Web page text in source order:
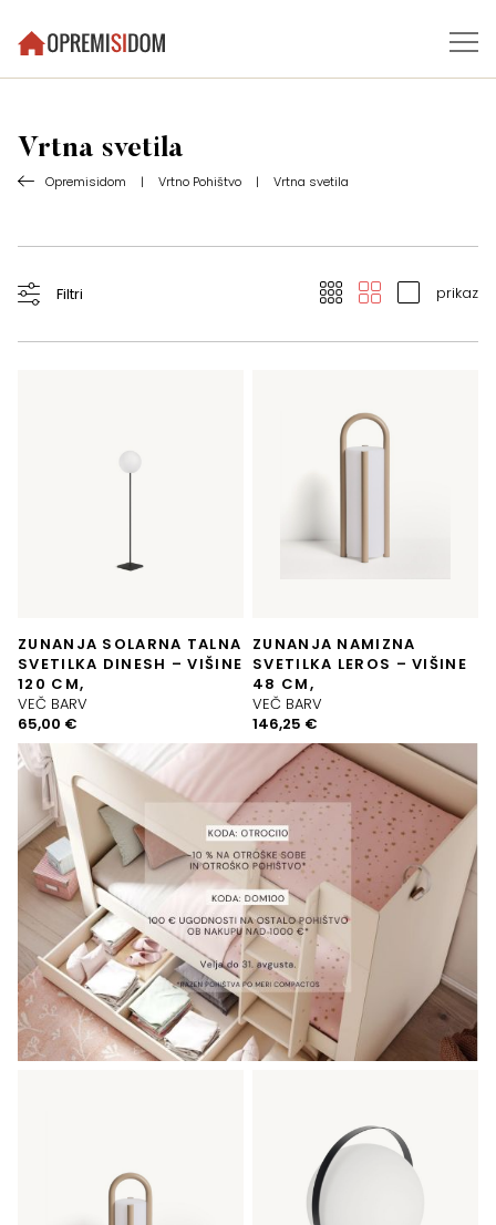
Vrtna svetila
Opremisidom | Vrtno Pohištvo | Vrtna svetila
ZUNANJA SOLARNA TALNA
SVETILKA DINESH – VIŠINE
120 CM,
VEČ BARV
65,00 €
ZUNANJA NAMIZNA
SVETILKA LEROS – VIŠINE
48 CM,
VEČ BARV
146,25 €
Filtri prikaz